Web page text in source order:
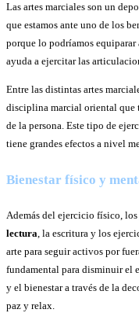
Las artes marciales son un
que estamos ante uno de los
porque lo podríamos
ayuda a ejercitar las
Entre las distintas artes
disciplina marcial oriental que
de la persona. Este tipo de
tiene grandes efectos a nivel
Bienestar físico y
Además del ejercicio físico, los
lectura, la escritura y los
arte para seguir activos por
fundamental para disminuir el
y el bienestar a través de la
paz y relax.